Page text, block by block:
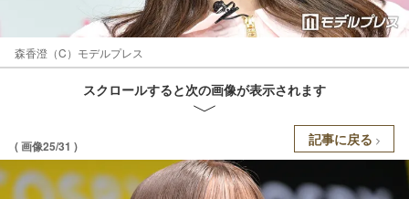
森香澄（C）モデルプレス
スクロールすると次の画像が表示されます
( 画像25/31 ) 記事に戻る